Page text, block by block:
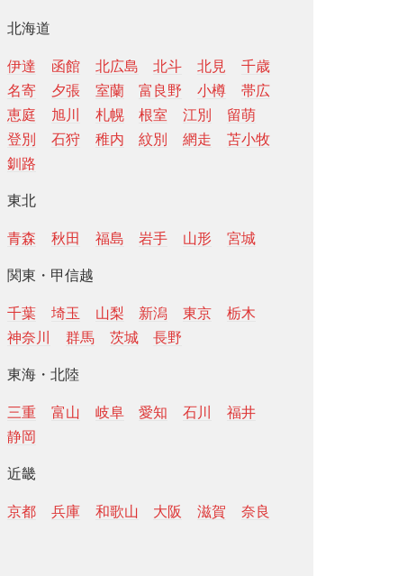
北海道
伊達 函館 北広島 北斗 北見
千歳
名寄
夕張 室蘭 富良野 小樽
帯広
恵庭
旭川 札幌 根室 江別
留萌
登別
石狩 稚内 紋別 網走
苫小牧
釧路
東北
青森 秋田 福島 岩手 山形 宮城
関東・甲信越
千葉 埼玉 山梨 新潟 東京
栃木
神奈川
群馬 茨城 長野
東海・北陸
三重 富山 岐阜 愛知 石川
福井
静岡
近畿
京都 兵庫 和歌山 大阪 滋賀 奈良